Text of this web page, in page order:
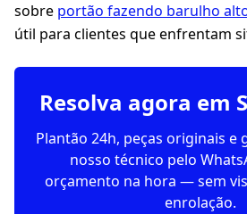
sobre portão fazendo barulho
útil para clientes que enfrentam
Resolva agora em
Plantão 24h, peças originais e
nosso técnico pelo
orçamento na hora — sem
enrolação.